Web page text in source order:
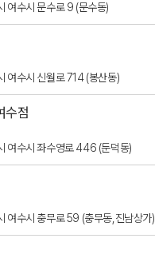
여수시 문수로 9 (문수동)
여수시 신월로 714 (봉산동)
수점
여수시 좌수영로 446 (둔덕동)
여수시 충무로 59 (충무동,진남상가)